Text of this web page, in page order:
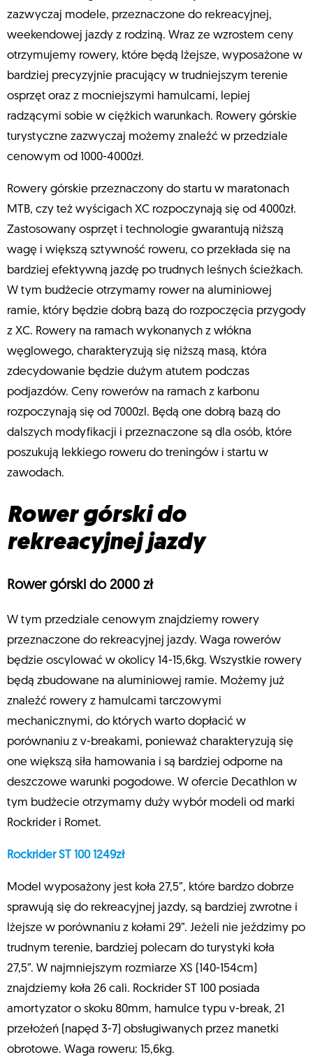
zazwyczaj modele, przeznaczone do rekreacyjnej,
weekendowej jazdy z rodziną. Wraz ze wzrostem ceny
otrzymujemy rowery, które będą lżejsze, wyposażone w
bardziej precyzyjnie pracujący w trudniejszym terenie
osprzęt oraz z mocniejszymi hamulcami, lepiej
radzącymi sobie w ciężkich warunkach. Rowery górskie
turystyczne zazwyczaj możemy znaleźć w przedziale
cenowym od 1000-4000zł.
Rowery górskie przeznaczony do startu w maratonach
MTB, czy też wyścigach XC rozpoczynają się od 4000zł.
Zastosowany osprzęt i technologie gwarantują niższą
wagę i większą sztywność roweru, co przekłada się na
bardziej efektywną jazdę po trudnych leśnych ścieżkach.
W tym budżecie otrzymamy rower na aluminiowej
ramie, który będzie dobrą bazą do rozpoczęcia przygody
z XC. Rowery na ramach wykonanych z włókna
węglowego, charakteryzują się niższą masą, która
zdecydowanie będzie dużym atutem podczas
podjazdów. Ceny rowerów na ramach z karbonu
rozpoczynają się od 7000zl. Będą one dobrą bazą do
dalszych modyfikacji i przeznaczone są dla osób, które
poszukują lekkiego roweru do treningów i startu w
zawodach.
Rower górski do
rekreacyjnej jazdy
Rower górski do 2000 zł
W tym przedziale cenowym znajdziemy rowery
przeznaczone do rekreacyjnej jazdy. Waga rowerów
będzie oscylować w okolicy 14-15,6kg. Wszystkie rowery
będą zbudowane na aluminiowej ramie. Możemy już
znaleźć rowery z hamulcami tarczowymi
mechanicznymi, do których warto dopłacić w
porównaniu z v-breakami, ponieważ charakteryzują się
one większą siła hamowania i są bardziej odporne na
deszczowe warunki pogodowe. W ofercie Decathlon w
tym budżecie otrzymamy duży wybór modeli od marki
Rockrider i Romet.
Rockrider ST 100 1249zł
Model wyposażony jest koła 27,5”, które bardzo dobrze
sprawują się do rekreacyjnej jazdy, są bardziej zwrotne i
lżejsze w porównaniu z kołami 29”. Jeżeli nie jeździmy po
trudnym terenie, bardziej polecam do turystyki koła
27,5”. W najmniejszym rozmiarze XS (140-154cm)
znajdziemy koła 26 cali. Rockrider ST 100 posiada
amortyzator o skoku 80mm, hamulce typu v-break, 21
przełożeń (napęd 3-7) obsługiwanych przez manetki
obrotowe. Waga roweru: 15,6kg.